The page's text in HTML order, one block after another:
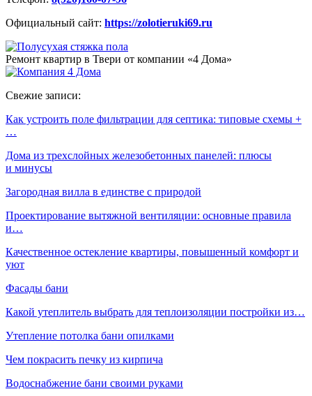
Официальный сайт: https://zolotieruki69.ru
Ремонт квартир в Твери от компании «4 Дома»
Свежие записи:
Как устроить поле фильтрации для септика: типовые схемы +
…
Дома из трехслойных железобетонных панелей: плюсы
и минусы
Загородная вилла в единстве с природой
Проектирование вытяжной вентиляции: основные правила
и…
Качественное остекление квартиры, повышенный комфорт и
уют
Фасады бани
Какой утеплитель выбрать для теплоизоляции постройки из…
Утепление потолка бани опилками
Чем покрасить печку из кирпича
Водоснабжение бани своими руками